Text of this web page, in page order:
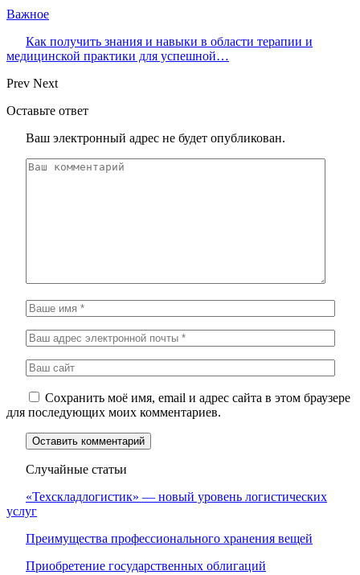
Важное
Как получить знания и навыки в области терапии и
медицинской практики для успешной…
Prev Next
Оставьте ответ
Ваш электронный адрес не будет опубликован.
Сохранить моё имя, email и адрес сайта в этом браузере
для последующих моих комментариев.
Случайные статьи
«Техскладлогистик» — новый уровень логистических
услуг
Преимущества профессионального хранения вещей
Приобретение государственных облигаций